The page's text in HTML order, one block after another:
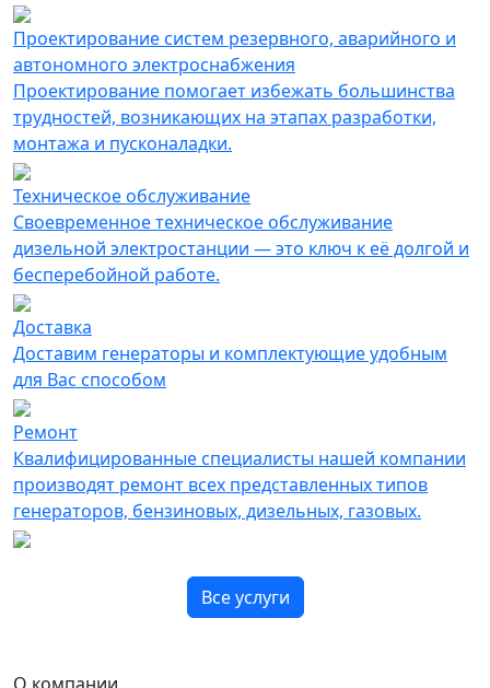
Проектирование систем резервного, аварийного и
автономного электроснабжения
Проектирование помогает избежать большинства
трудностей, возникающих на этапах разработки,
монтажа и пусконаладки.
Техническое обслуживание
Своевременное техническое обслуживание
дизельной электростанции — это ключ к её долгой и
бесперебойной работе.
Доставка
Доставим генераторы и комплектующие удобным
для Вас способом
Ремонт
Квалифицированные специалисты нашей компании
производят ремонт всех представленных типов
генераторов, бензиновых, дизельных, газовых.
Все услуги